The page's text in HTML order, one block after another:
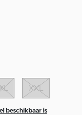
XXL
beschikbaar is